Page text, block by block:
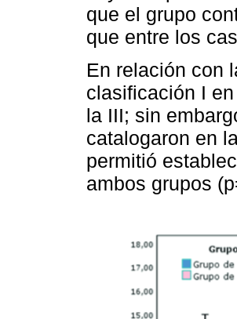
que el grupo
que entre los
En relación con
clasificación I
la III; sin
catalogaron en
permitió
ambos grupos